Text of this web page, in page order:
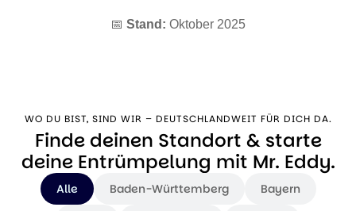
📅 Stand: Oktober 2025
WO DU BIST, SIND WIR – DEUTSCHLANDWEIT FÜR DICH DA.
Finde deinen Standort & starte
deine Entrümpelung mit Mr. Eddy.
Baden-Württemberg
Bayern
Alle